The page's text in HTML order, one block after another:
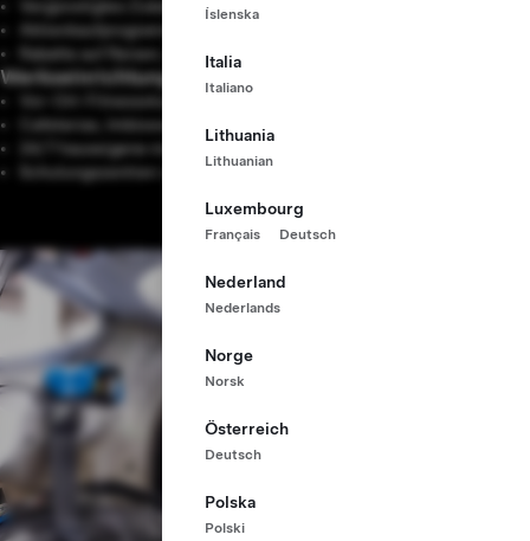
Íslenska
Italia
Italiano
Lithuania
Lithuanian
Luxembourg
Français Deutsch
Nederland
Nederlands
Norge
Norsk
Österreich
Deutsch
Polska
Polski
Vergünstigtes Zubehör und Upgrades
Aktienkaufprogramm zu vergünstigten Konditionen
Rabatte auf Reisen, Unterhaltung, Shopping und vieles mehr
Werkseinrichtungen für Mitarbeiter
Vor-Ort-Fitnessstudios und Fitness-Ressourcen
Cafeterias, Imbisswagen und Außenterrassen
24/7 hauseigene medizinische Zentren
Schulungszentren vor Ort